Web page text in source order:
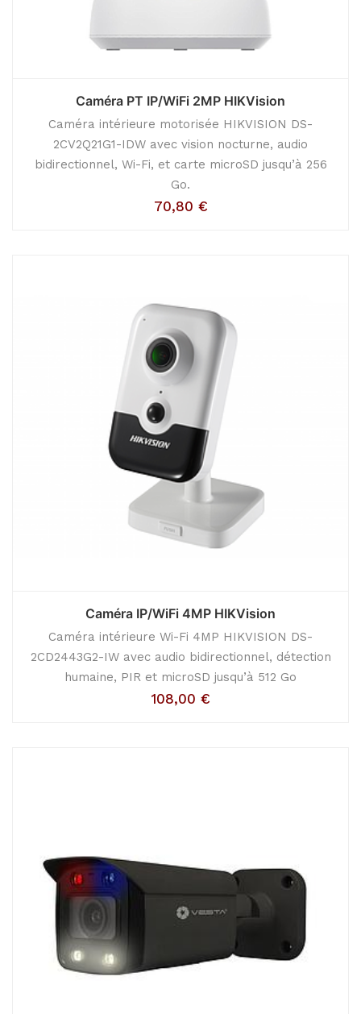
Caméra PT IP/WiFi 2MP HIKVision
Caméra intérieure motorisée HIKVISION DS-
2CV2Q21G1-IDW avec vision nocturne, audio
bidirectionnel, Wi-Fi, et carte microSD jusqu’à 256
Go.
70,80 €
Caméra IP/WiFi 4MP HIKVision
Caméra intérieure Wi-Fi 4MP HIKVISION DS-
2CD2443G2-IW avec audio bidirectionnel, détection
humaine, PIR et microSD jusqu’à 512 Go
108,00 €